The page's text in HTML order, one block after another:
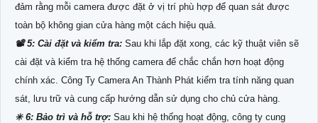
đảm rằng mỗi camera được đặt ở vị trí phù hợp để quan sát được
toàn bộ không gian cửa hàng một cách hiệu quả.
📽 5: Cài đặt và kiểm tra: Sau khi lắp đặt xong, các kỹ thuật viên sẽ
cài đặt và kiểm tra hệ thống camera để chắc chắn hơn hoạt động
chính xác. Công Ty Camera An Thành Phát kiểm tra tính năng quan
sát, lưu trữ và cung cấp hướng dẫn sử dụng cho chủ cửa hàng.
✳️ 6: Bảo trì và hỗ trợ: Sau khi hệ thống hoạt động, công ty cung